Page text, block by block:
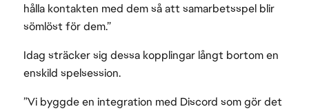
hålla kontakten med dem så att samarbetsspel blir
sömlöst för dem.”
Idag sträcker sig dessa kopplingar långt bortom en
enskild spelsession.
”Vi byggde en integration med Discord som gör det